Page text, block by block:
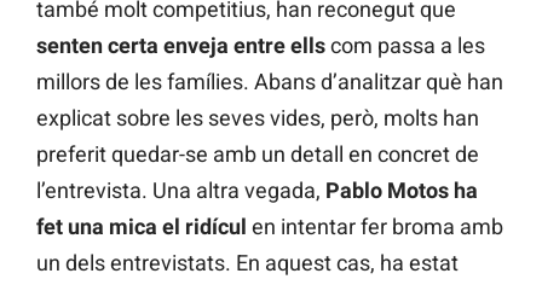
també molt competitius, han reconegut que
senten certa enveja entre ellscom passa a les
millors de les famílies. Abans d’analitzar què han
explicat sobre les seves vides, però, molts han
preferit quedar-se amb un detall en concret de
l’entrevista. Una altra vegada, Pablo Motos ha
fet una mica el ridícul en intentar fer broma amb
un dels entrevistats. En aquest cas, ha estat